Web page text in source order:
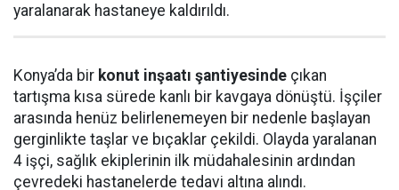
yaralanarak hastaneye kaldırıldı.
Konya’da bir konut inşaatı şantiyesinde çıkan
tartışma kısa sürede kanlı bir kavgaya dönüştü. İşçiler
arasında henüz belirlenemeyen bir nedenle başlayan
gerginlikte taşlar ve bıçaklar çekildi. Olayda yaralanan
4 işçi, sağlık ekiplerinin ilk müdahalesinin ardından
çevredeki hastanelerde tedavi altına alındı.